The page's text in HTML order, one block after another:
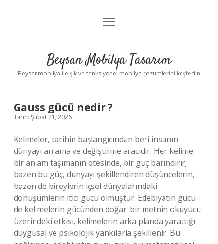
Anasayfa
Yasal Uyarı
menüyü
Beysan Mobilya Tasarım
Beysanmobilya ile şık ve fonksiyonel mobilya çözümlerini keşfedin
Gauss gücü nedir ?
Tarih: Şubat 21, 2026
Kelimeler, tarihin başlangıcından beri insanın
dünyayı anlama ve değiştirme aracıdır. Her kelime
bir anlam taşımanın ötesinde, bir güç barındırır;
bazen bu güç, dünyayı şekillendiren düşüncelerin,
bazen de bireylerin içsel dünyalarındaki
dönüşümlerin itici gücü olmuştur. Edebiyatın gücü
de kelimelerin gücünden doğar; bir metnin okuyucu
üzerindeki etkisi, kelimelerin arka planda yarattığı
duygusal ve psikolojik yankılarla şekillenir. Bu